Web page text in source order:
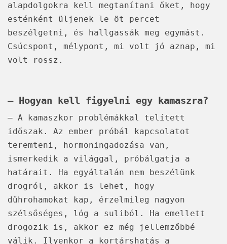
alapdolgokra kell megtanítani őket, hogy
esténként üljenek le öt percet
beszélgetni, és hallgassák meg egymást.
Csúcspont, mélypont, mi volt jó aznap, mi
volt rossz.
– Hogyan kell figyelni egy kamaszra?
– A kamaszkor problémákkal telített
időszak. Az ember próbál kapcsolatot
teremteni, hormoningadozása van,
ismerkedik a világgal, próbálgatja a
határait. Ha egyáltalán nem beszélünk
drogról, akkor is lehet, hogy
dührohamokat kap, érzelmileg nagyon
szélsőséges, lóg a suliból. Ha emellett
drogozik is, akkor ez még jellemzőbbé
válik. Ilyenkor a kortárshatás a